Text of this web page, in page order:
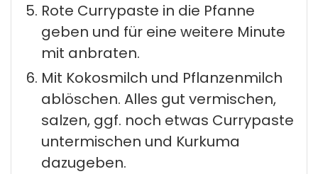
Rote Currypaste in die Pfanne
geben und für eine weitere Minute
mit anbraten.
Mit Kokosmilch und Pflanzenmilch
ablöschen. Alles gut vermischen,
salzen, ggf. noch etwas Currypaste
untermischen und Kurkuma
dazugeben.